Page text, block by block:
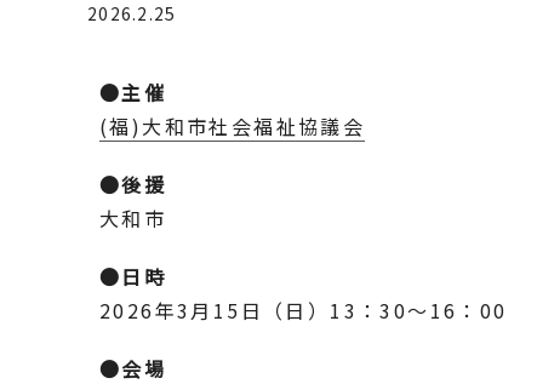
2026.2.25
●主催
(福)大和市社会福祉協議会
●後援
大和市
●日時
2026年3月15日（日）13：30～16：00
●会場